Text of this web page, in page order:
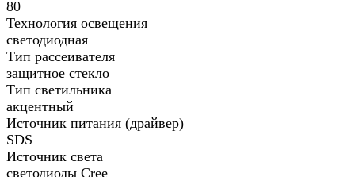
80
Технология освещения
светодиодная
Тип рассеивателя
защитное стекло
Тип светильника
акцентный
Источник питания (драйвер)
SDS
Источник света
светодиоды Cree